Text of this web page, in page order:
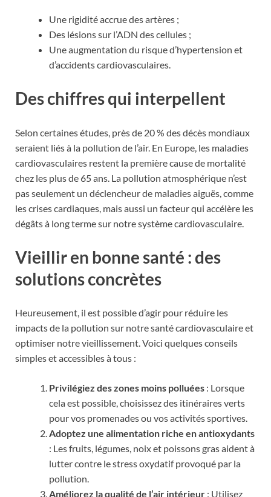
Une rigidité accrue des artères ;
Des lésions sur l’ADN des cellules ;
Une augmentation du risque d’hypertension et
d’accidents cardiovasculaires.
Des chiffres qui interpellent
Selon certaines études, près de 20 % des décès mondiaux
seraient liés à la pollution de l’air. En Europe, les maladies
cardiovasculaires restent la première cause de mortalité
chez les plus de 65 ans. La pollution atmosphérique n’est
pas seulement un déclencheur de maladies aiguës, comme
les crises cardiaques, mais aussi un facteur qui accélère les
dégâts à long terme sur notre système cardiovasculaire.
Vieillir en bonne santé : des
solutions concrètes
Heureusement, il est possible d’agir pour réduire les
impacts de la pollution sur notre santé cardiovasculaire et
optimiser notre vieillissement. Voici quelques conseils
simples et accessibles à tous :
Privilégiez des zones moins polluées : Lorsque
cela est possible, choisissez des itinéraires verts
pour vos promenades ou vos activités sportives.
Adoptez une alimentation riche en antioxydants
: Les fruits, légumes, noix et poissons gras aident à
lutter contre le stress oxydatif provoqué par la
pollution.
Améliorez la qualité de l’air intérieur : Utilisez